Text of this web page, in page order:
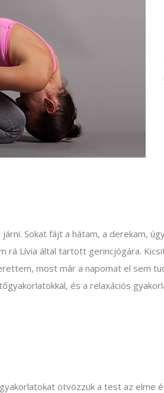
Sokat fájt a hátam, a derekam,
rá Lívia által tartott gerincjógára.
most már a napomat el sem
és a relaxációs
ötvözzük a test az elme